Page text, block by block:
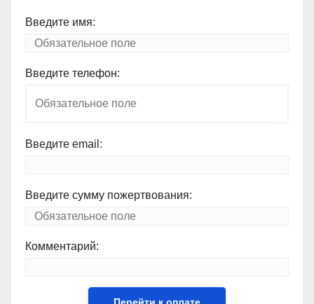
Введите имя:
Введите телефон:
Введите email:
Введите сумму пожертвования:
Комментарий: